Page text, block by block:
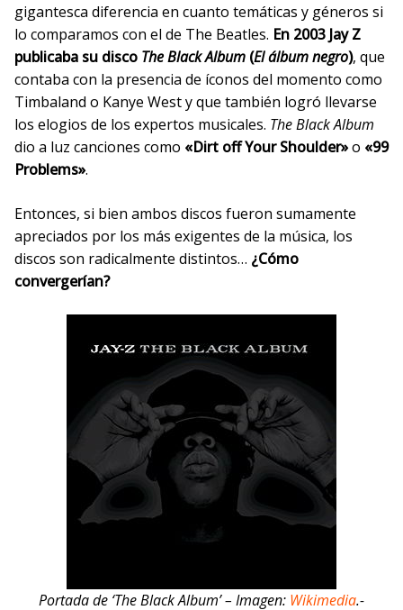
gigantesca diferencia en cuanto temáticas y géneros si
lo comparamos con el de The Beatles. En 2003 Jay Z
publicaba su disco The Black Album (El álbum negro), que
contaba con la presencia de íconos del momento como
Timbaland o Kanye West y que también logró llevarse
los elogios de los expertos musicales. The Black Album
dio a luz canciones como «Dirt off Your Shoulder»o «99
Problems».
Entonces, si bien ambos discos fueron sumamente
apreciados por los más exigentes de la música, los
discos son radicalmente distintos… ¿Cómo
convergerían?
Portada de ‘The Black Album’ – Imagen: Wikimedia.-